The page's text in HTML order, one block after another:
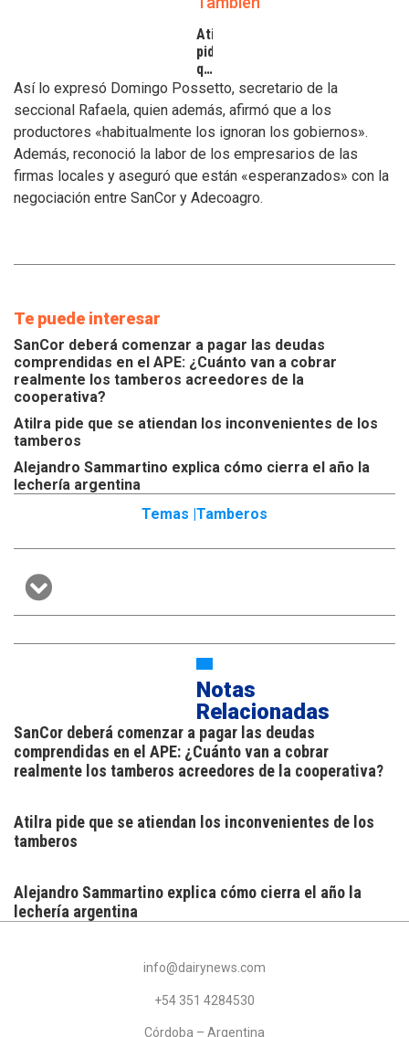
Atilra
pide
que
se
atiendan
inconvenientes
de
los
tamberos
Así lo expresó Domingo Possetto, secretario de la
seccional Rafaela, quien además, afirmó que a los
productores «habitualmente los ignoran los gobiernos».
Además, reconoció la labor de los empresarios de las
firmas locales y aseguró que están «esperanzados» con la
negociación entre SanCor y Adecoagro.
Te puede interesar
SanCor deberá comenzar a pagar las deudas
comprendidas en el APE: ¿Cuánto van a cobrar
realmente los tamberos acreedores de la
cooperativa?
Atilra pide que se atiendan los inconvenientes de los
tamberos
Alejandro Sammartino explica cómo cierra el año la
lechería argentina
Temas | Tamberos
Notas
Relacionadas
SanCor deberá comenzar a pagar las deudas
comprendidas en el APE: ¿Cuánto van a cobrar
realmente los tamberos acreedores de la cooperativa?
Atilra pide que se atiendan los inconvenientes de los
tamberos
Alejandro Sammartino explica cómo cierra el año la
lechería argentina
info@dairynews.com
+54 351 4284530
Córdoba – Argentina